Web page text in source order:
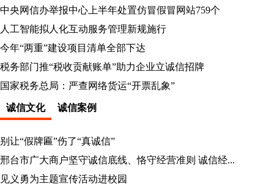
中央网信办举报中心上半年处置仿冒假冒网站759个
人工智能拟人化互动服务管理新规施行
今年“两重”建设项目清单全部下达
税务部门推“税收贡献账单”助力企业立诚信招牌
国家税务总局：严查网络货运“开票乱象”
诚信文化 诚信案例
别让“假牌匾”伤了“真诚信”
邢台市广大商户坚守诚信底线、恪守经营准则 诚信经...
见义勇为主题宣传活动进校园